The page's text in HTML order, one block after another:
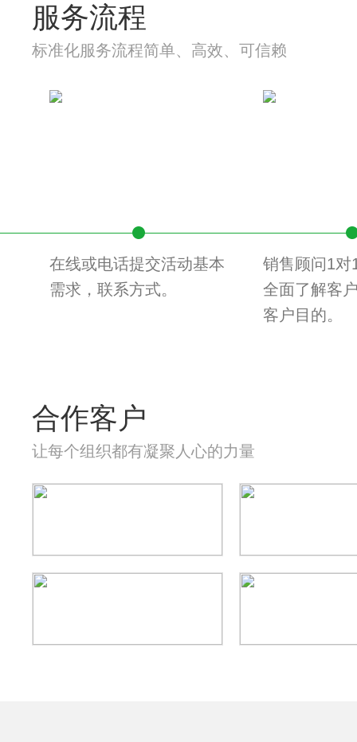
服务流程
标准化服务流程简单、高效、可信赖
在线或电话提交活动基本
需求，联系方式。
销售顾问1对
全面了解客
客户目的。
合作客户
让每个组织都有凝聚人心的力量